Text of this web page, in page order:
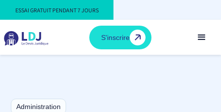
ESSAI GRATUIT PENDANT 7 JOURS
S'inscrire
Administration